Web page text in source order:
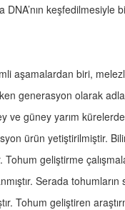
DNA’nın keşfedilmesiyle
aşamalardan biri,
generasyon olarak
ve güney yarım
ürün yetiştirilmiştir.
geliştirme
Serada tohumların
Tohum geliştiren